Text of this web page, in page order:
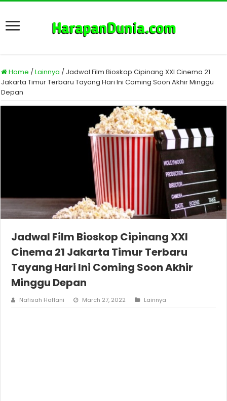
Home /Lainnya / Jadwal Film Bioskop Cipinang XXI Cinema 21
Jakarta Timur Terbaru Tayang Hari Ini Coming Soon Akhir Minggu
Depan
Jadwal Film Bioskop Cipinang XXI
Cinema 21 Jakarta Timur Terbaru
Tayang Hari Ini Coming Soon Akhir
Minggu Depan
Nafisah Haflani March 27, 2022 Lainnya